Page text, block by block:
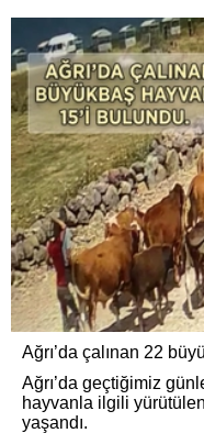
Ağrı’da çalınan 22
Ağrı’da geçtiğimiz
hayvanla ilgili
yaşandı.